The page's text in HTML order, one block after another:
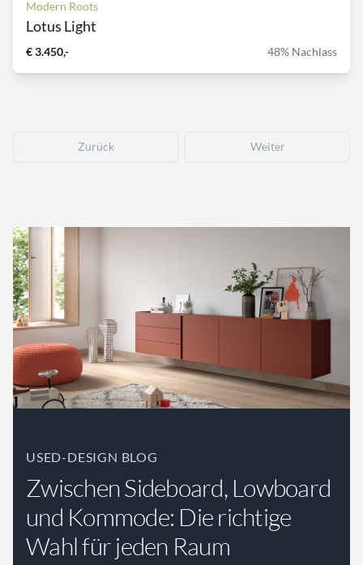
Modern Roots
Lotus Light
€ 3.450,- 48% Nachlass
Zurück Weiter
USED-DESIGN BLOG
Zwischen Sideboard, Lowboard
und Kommode: Die richtige
Wahl für jeden Raum